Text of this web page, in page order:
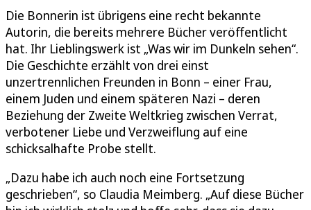
Die Bonnerin ist übrigens eine recht bekannte
Autorin, die bereits mehrere Bücher veröffentlicht
hat. Ihr Lieblingswerk ist „Was wir im Dunkeln sehen“.
Die Geschichte erzählt von drei einst
unzertrennlichen Freunden in Bonn – einer Frau,
einem Juden und einem späteren Nazi – deren
Beziehung der Zweite Weltkrieg zwischen Verrat,
verbotener Liebe und Verzweiflung auf eine
schicksalhafte Probe stellt.
„Dazu habe ich auch noch eine Fortsetzung
geschrieben“, so Claudia Meimberg. „Auf diese Bücher